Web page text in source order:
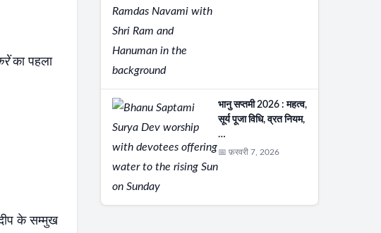
का पहला
के सम्मुख
भानु सप्तमी 2026 : महत्व,
सूर्य पूजा विधि, व्रत नियम,
…
📅 फ़रवरी 7, 2026